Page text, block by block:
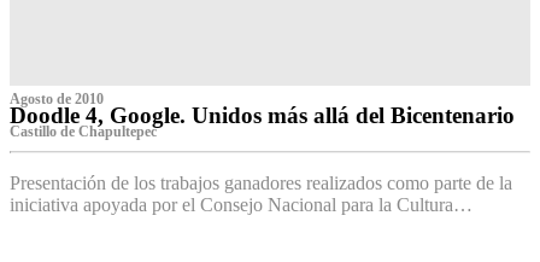
Agosto de 2010
Doodle 4, Google. Unidos más allá del Bicentenario
Castillo de Chapultepec
Presentación de los trabajos ganadores realizados como parte de la
iniciativa apoyada por el Consejo Nacional para la Cultura…